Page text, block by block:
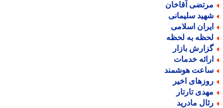
آقاخان
سلیمانی
اسلامی
به لحظه
بازار
خدمات
هوشمند
اخیر
تارتار
مادرید